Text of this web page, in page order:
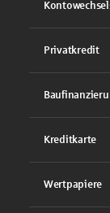
Privatkredit
Kreditkarte
Wertpapiere